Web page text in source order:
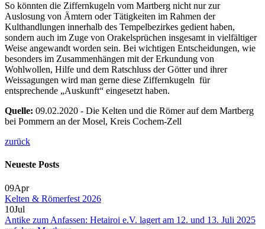
So könnten die Ziffernkugeln vom Martberg nicht nur zur
Auslosung von Ämtern oder Tätigkeiten im Rahmen der
Kulthandlungen innerhalb des Tempelbezirkes gedient haben,
sondern auch im Zuge von Orakelsprüchen insgesamt in vielfältiger
Weise angewandt worden sein. Bei wichtigen Entscheidungen, wie
besonders im Zusammenhängen mit der Erkundung von
Wohlwollen, Hilfe und dem Ratschluss der Götter und ihrer
Weissagungen wird man gerne diese Ziffernkugeln für
entsprechende „Auskunft“ eingesetzt haben.
Quelle: 09.02.2020 - Die Kelten und die Römer auf dem Martberg
bei Pommern an der Mosel, Kreis Cochem-Zell
zurück
Neueste Posts
09Apr
Kelten & Römerfest 2026
10Jul
Antike zum Anfassen: Hetairoi e.V. lagert am 12. und 13. Juli 2025